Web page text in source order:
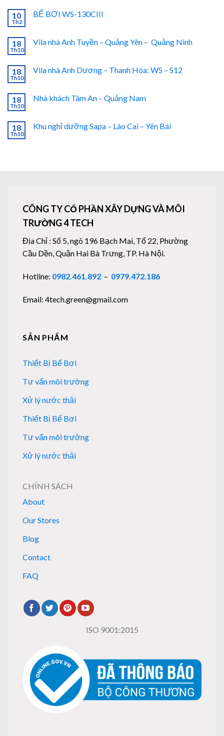
10
Th2
BỂ BƠI WS-130CIII
18
Th10
Vila nhà Anh Tuyền – Quảng Yên – Quảng Ninh
18
Th10
Vila nhà Anh Dương – Thanh Hóa: WS – S12
18
Th10
Nhà khách Tâm An – Quảng Nam
18
Th10
Khu nghỉ dưỡng Sapa – Lào Cai – Yên Bái
CÔNG TY CỔ PHẦN XÂY DỰNG VÀ MÔI
TRƯỜNG 4 TECH
Địa Chỉ : Số 5, ngõ 196 Bạch Mai, Tổ 22, Phường
Cầu Dền, Quận Hai Bà Trưng, TP. Hà Nội.
Hotline: 0982.461.892 – 0979.472.186
Email: 4tech.green@gmail.com
SẢN PHẨM
Thiết Bị Bể Bơi
Tư vấn môi trường
Xử lý nước thải
Thiết Bị Bể Bơi
Tư vấn môi trường
Xử lý nước thải
CHÍNH SÁCH
About
Our Stores
Blog
Contact
FAQ
ISO 9001:2015